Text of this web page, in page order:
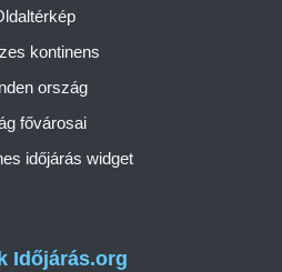
Időjárás.org
kontinens
ország
fővárosai
időjárás widget